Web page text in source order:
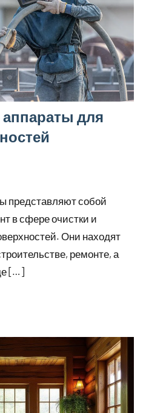
для
представляют собой
в сфере очистки и
Они находят
ремонте, а
[…]